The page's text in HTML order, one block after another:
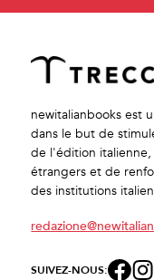
newitalianbooks est
dans le but de
de l'édition italienne,
étrangers et de
des institutions
SUIVEZ-NOUS: